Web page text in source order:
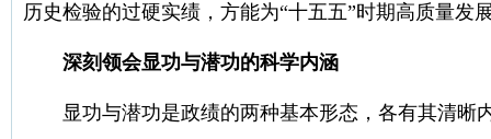
历史检验的过硬实绩，方能为“十五五”时期高质量发
深刻领会显功与潜功的科学内涵
显功与潜功是政绩的两种基本形态，各有其清